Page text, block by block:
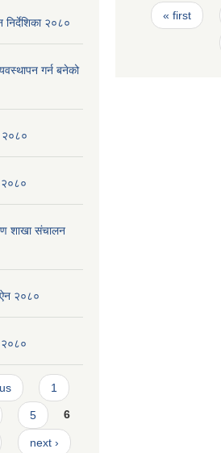
निर्देशिका २०८०
गर्न बनेको
२०८०
२०८०
शाखा संचालन
ऐन २०८०
२०८०
1
5 6
next ›
Pages
« first